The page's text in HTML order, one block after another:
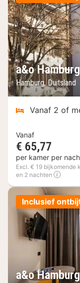
a&o
Hamburg, Duitsland
Vanaf 2 of
Vanaf
€ 65,77
per kamer per
Excl. € 19 bijkomende
en 2 nachten
Inclusief
a&o